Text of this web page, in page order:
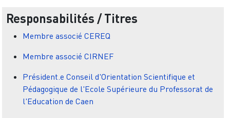
Responsabilités / Titres
Membre associé CEREQ
Membre associé CIRNEF
Président.e Conseil d'Orientation Scientifique et
Pédagogique de l'Ecole Supérieure du Professorat de
l'Education de Caen